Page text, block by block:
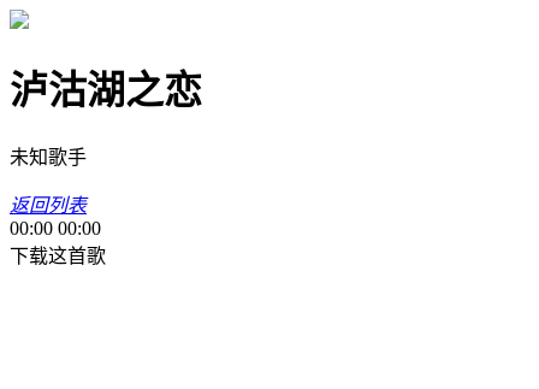
泸沽湖之恋
未知歌手
返回列表
00:00 00:00
下载这首歌